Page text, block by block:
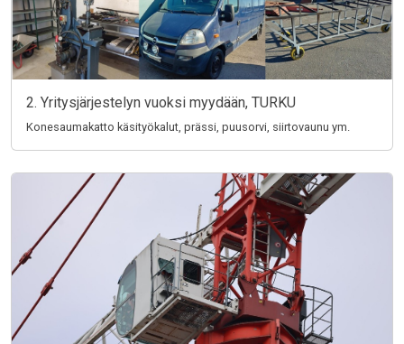
2. Yritysjärjestelyn vuoksi myydään, TURKU
Konesaumakatto käsityökalut, prässi, puusorvi, siirtovaunu ym.